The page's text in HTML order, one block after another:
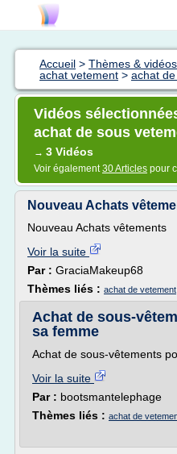
Accueil > Thèmes &
achat vetement > achat
Vidéos
achat de sous
→ 3 Vidéos
Voir également30 Articles pour
Nouveau Achats
Nouveau Achats vêtements
Voir la suite
Par : GraciaMakeup68
Thèmes liés : achat de vetement
Achat de sous-
sa femme
Achat de sous-vêtements
Voir la suite
Par : bootsmantelephage
Thèmes liés : achat de